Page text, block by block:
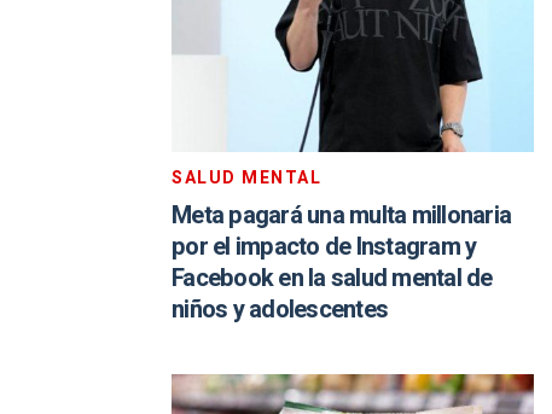
SALUD MENTAL
Meta pagará una multa millonaria
por el impacto de Instagram y
Facebook en la salud mental de
niños y adolescentes